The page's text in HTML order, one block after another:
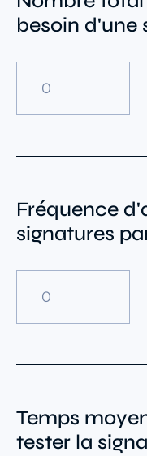
besoin d'une
Fréquence
signatures
Temps
tester la